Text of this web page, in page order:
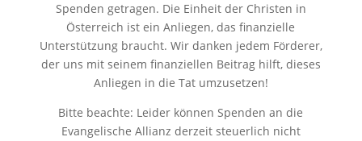
Spenden getragen. Die Einheit der Christen in
Österreich ist ein Anliegen, das finanzielle
Unterstützung braucht. Wir danken jedem Förderer,
der uns mit seinem finanziellen Beitrag hilft, dieses
Anliegen in die Tat umzusetzen!
Bitte beachte: Leider können Spenden an die
Evangelische Allianz derzeit steuerlich nicht